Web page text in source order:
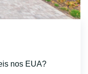
nos EUA?